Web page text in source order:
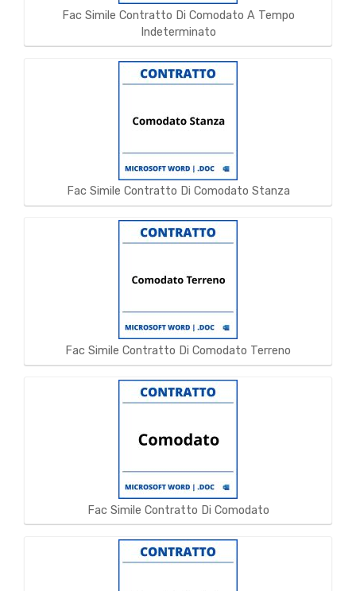
Fac Simile Contratto Di Comodato A Tempo
Indeterminato
Fac Simile Contratto Di Comodato Stanza
Fac Simile Contratto Di Comodato Terreno
Fac Simile Contratto Di Comodato